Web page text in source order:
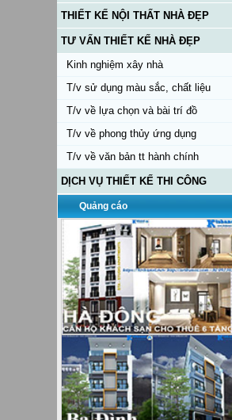
THIẾT KẾ NỘI THẤT NHÀ ĐẸP
TƯ VẤN THIẾT KẾ NHÀ ĐẸP
Kinh nghiệm xây nhà
T/v sử dụng màu sắc, chất liệu
T/v về lựa chọn và bài trí đồ
T/v về phong thủy ứng dụng
T/v về văn bản tt hành chính
DỊCH VỤ THIẾT KẾ THI CÔNG
Quảng cáo